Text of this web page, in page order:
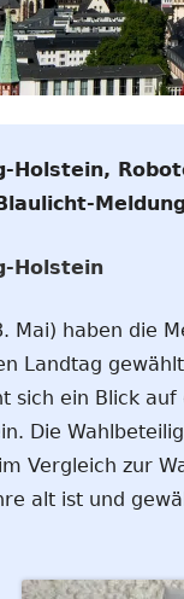
Holstein,
Holstein
Mai) haben die
Landtag
sich ein Blick auf
Die
Vergleich zur
alt ist und